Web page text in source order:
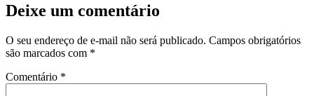
Deixe um comentário
O seu endereço de e-mail não será publicado. Campos obrigatórios
são marcados com *
Comentário *